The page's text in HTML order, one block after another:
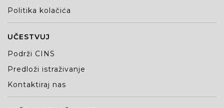
Politika kolačića
UČESTVUJ
Podrži CINS
Predloži istraživanje
Kontaktiraj nas